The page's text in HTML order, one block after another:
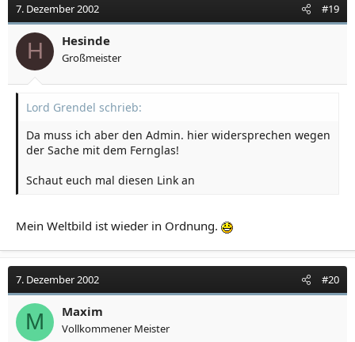
7. Dezember 2002 #19
H Hesinde
Großmeister
Lord Grendel schrieb:
Da muss ich aber den Admin. hier widersprechen wegen
der Sache mit dem Fernglas!
Schaut euch mal diesen Link an
Mein Weltbild ist wieder in Ordnung.
7. Dezember 2002 #20
M Maxim
Vollkommener Meister